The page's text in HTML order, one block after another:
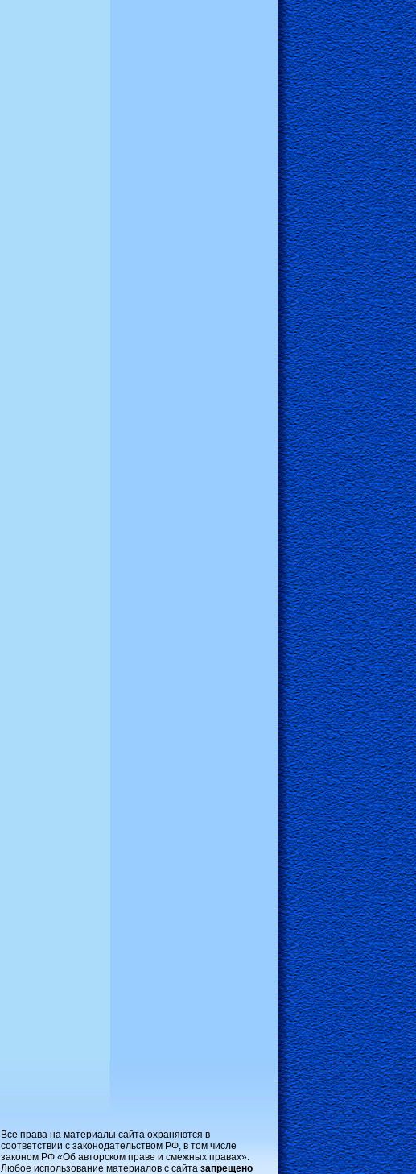
Все права на материалы сайта охраняются в
соответствии с законодательством РФ, в том числе
законом РФ «Об авторском праве и смежных правах».
Любое использование материалов с сайта запрещено